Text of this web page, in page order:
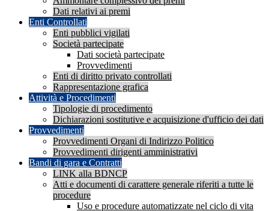
Dati relativi ai premi
Enti Controllati
Enti pubblici vigilati
Società partecipate
Dati società partecipate
Provvedimenti
Enti di diritto privato controllati
Rappresentazione grafica
Attività e Procedimenti
Tipologie di procedimento
Dichiarazioni sostitutive e acquisizione d'ufficio dei dati
Provvedimenti
Provvedimenti Organi di Indirizzo Politico
Provvedimenti dirigenti amministrativi
Bandi di gara e Contratti
LINK alla BDNCP
Atti e documenti di carattere generale riferiti a tutte le
procedure
Uso e procedure automatizzate nel ciclo di vita